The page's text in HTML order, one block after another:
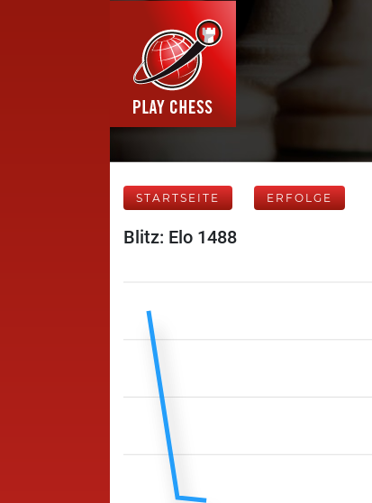
STARTSEITE ERFOLGE
Blitz: Elo 1488